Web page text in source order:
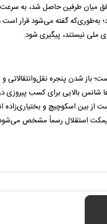
میان طرفین حاصل شد، به سرعت
ملی نیستند، پیگیری شود.
استقلال این روزها تمرکز اصلی‌شان روی 2 مسئله است؛ باز
بالایی برای کسب پیروزی در
از بین اسکوچیچ و